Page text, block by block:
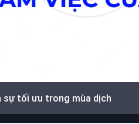
sự tối ưu trong mùa dịch